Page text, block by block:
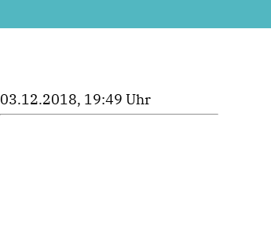
03.12.2018, 19:49 Uhr